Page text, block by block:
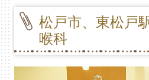
松戸市、東松戸
喉科